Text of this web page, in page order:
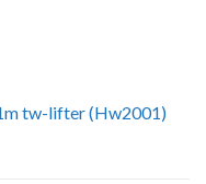
tw-lifter (Hw2001)